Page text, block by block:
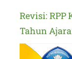
Revisi: RPP
Tahun